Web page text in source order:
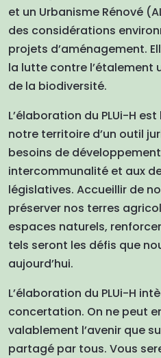
et un Urbanisme Rénové
des considérations
projets d’aménagement.
la lutte contre l’étalement
de la biodiversité.
L’élaboration du PLUi-H
notre territoire d’un outil
besoins de
intercommunalité et aux
législatives. Accueillir de
préserver nos terres
espaces naturels,
tels seront les défis que
aujourd’hui.
L’élaboration du PLUi-H
concertation. On ne peut
valablement l’avenir que
partagé par tous. Vous